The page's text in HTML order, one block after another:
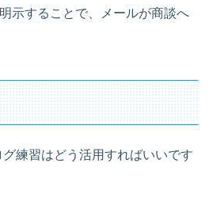
示することで、メールが商談へ
練習はどう活用すればいいです